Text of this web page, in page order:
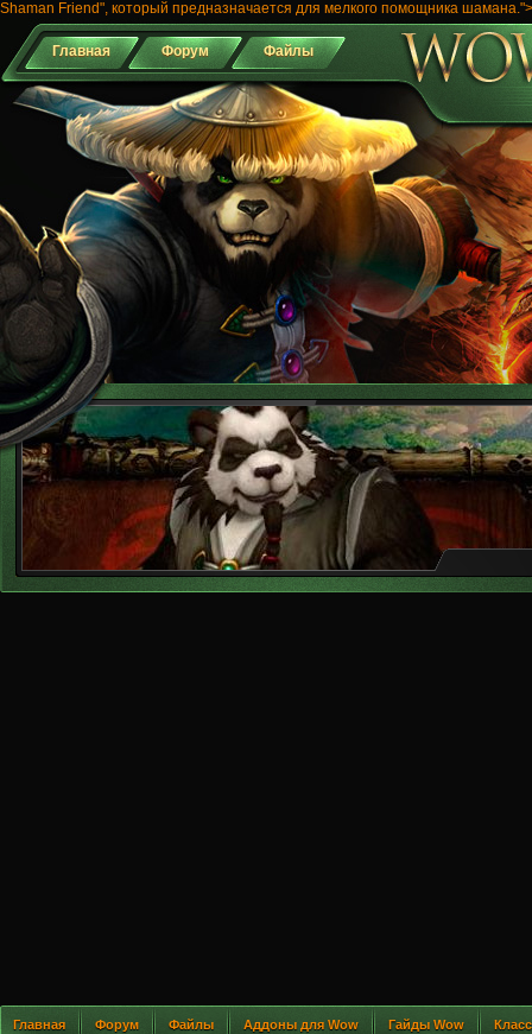
Shaman Friend", который предназначается для мелкого помощника шамана.">
Главная Форум Файлы
Главная Форум Файлы Аддоны для Wow Гайды Wow